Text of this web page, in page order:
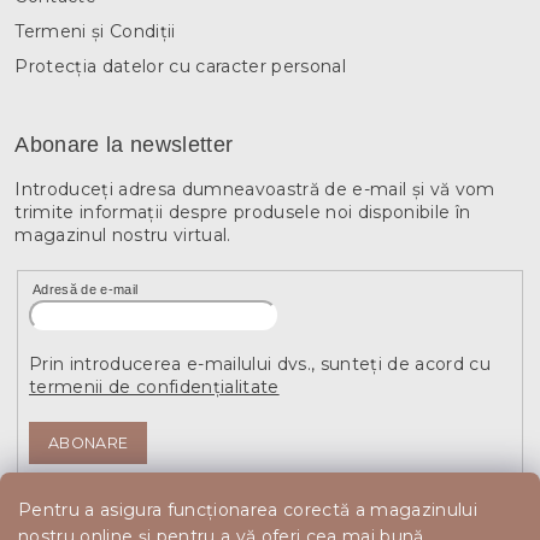
Pentru a asigura funcționarea corectă a magazinului
Termeni și Condiții
Protecția datelor cu caracter personal
Abonare la newsletter
Introduceţi adresa dumneavoastră de e-mail şi vă vom
trimite informaţii despre produsele noi disponibile în
magazinul nostru virtual.
Adresă de e-mail
Prin introducerea e-mailului dvs., sunteți de acord cu
termenii de confidențialitate
ABONARE